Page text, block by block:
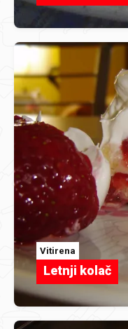
Vitirena
Letnji kolač